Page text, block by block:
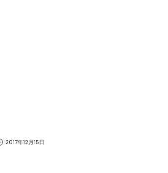
2017年12月15日